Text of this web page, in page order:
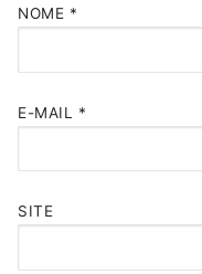
NOME *
E-MAIL *
SITE